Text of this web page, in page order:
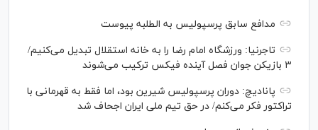
مدافع سابق پرسپولیس به الطلبه پیوست
تاجرنیا: ورزشگاه امام رضا را به خانه استقلال تبدیل می‌کنیم/
۳ بازیکن جوان فصل آینده فیکس ترکیب می‌شوند
پانادیچ: دوران پرسپولیس شیرین بود، اما فقط به قهرمانی با
تراکتور فکر می‌کنم/ در حق تیم ملی ایران اجحاف شد